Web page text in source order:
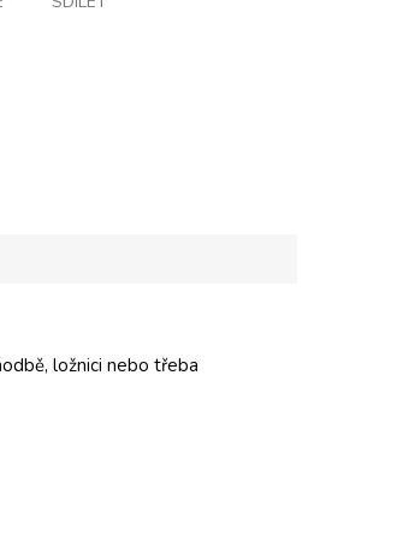
ložnici nebo třeba